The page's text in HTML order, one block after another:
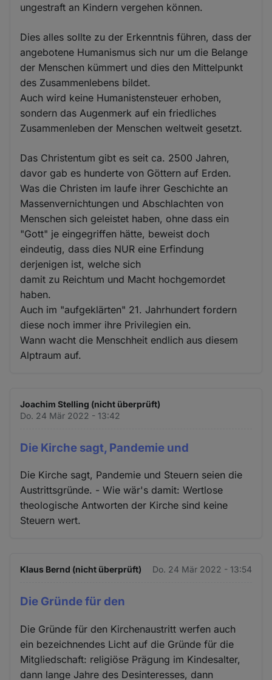
ungestraft an Kindern vergehen können.
Dies alles sollte zu der Erkenntnis führen, dass der
angebotene Humanismus sich nur um die Belange
der Menschen kümmert und dies den Mittelpunkt
des Zusammenlebens bildet.
Auch wird keine Humanistensteuer erhoben,
sondern das Augenmerk auf ein friedliches
Zusammenleben der Menschen weltweit gesetzt.
Das Christentum gibt es seit ca. 2500 Jahren,
davor gab es hunderte von Göttern auf Erden.
Was die Christen im laufe ihrer Geschichte an
Massenvernichtungen und Abschlachten von
Menschen sich geleistet haben, ohne dass ein
"Gott" je eingegriffen hätte, beweist doch
eindeutig, dass dies NUR eine Erfindung
derjenigen ist, welche sich
damit zu Reichtum und Macht hochgemordet
haben.
Auch im "aufgeklärten" 21. Jahrhundert fordern
diese noch immer ihre Privilegien ein.
Wann wacht die Menschheit endlich aus diesem
Alptraum auf.
Joachim Stelling (nicht überprüft)
Do. 24 Mär 2022 - 13:42
Die Kirche sagt, Pandemie und
Die Kirche sagt, Pandemie und Steuern seien die
Austrittsgründe. - Wie wär's damit: Wertlose
theologische Antworten der Kirche sind keine
Steuern wert.
Klaus Bernd (nicht überprüft) Do. 24 Mär 2022 - 13:54
Die Gründe für den
Die Gründe für den Kirchenaustritt werfen auch
ein bezeichnendes Licht auf die Gründe für die
Mitgliedschaft: religiöse Prägung im Kindesalter,
dann lange Jahre des Desinteresses, dann